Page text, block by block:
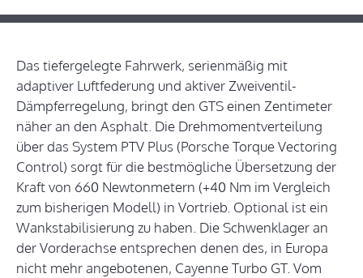
Das tiefergelegte Fahrwerk, serienmäßig mit
adaptiver Luftfederung und aktiver Zweiventil-
Dämpferregelung, bringt den GTS einen Zentimeter
näher an den Asphalt. Die Drehmomentverteilung
über das System PTV Plus (Porsche Torque Vectoring
Control) sorgt für die bestmögliche Übersetzung der
Kraft von 660 Newtonmetern (+40 Nm im Vergleich
zum bisherigen Modell) in Vortrieb. Optional ist ein
Wankstabilisierung zu haben. Die Schwenklager an
der Vorderachse entsprechen denen des, in Europa
nicht mehr angebotenen, Cayenne Turbo GT. Vom